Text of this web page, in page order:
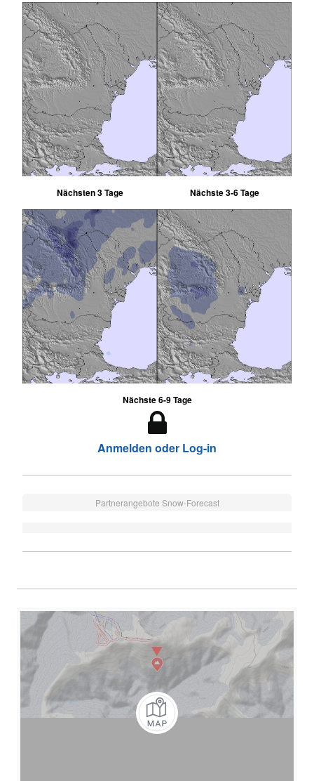
Nächsten 3 Tage Nächste 3-6 Tage
Nächste 6-9 Tage
Anmelden oder Log-in
Partnerangebote Snow-Forecast